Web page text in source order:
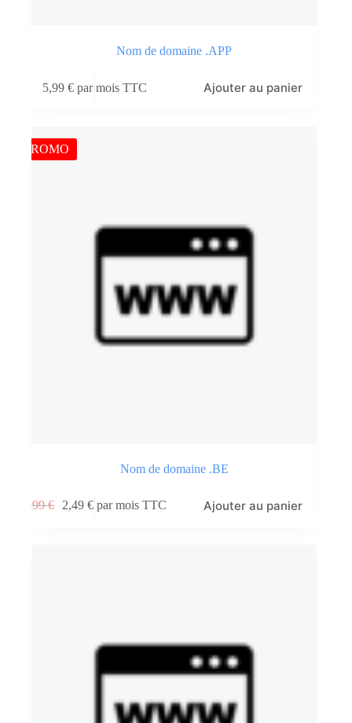
Nom de domaine .APP
5,99€ par mois TTC Ajouter au panier
PROMO
Nom de domaine .BE
3,99€ 2,49€ par mois TTC Ajouter au panier